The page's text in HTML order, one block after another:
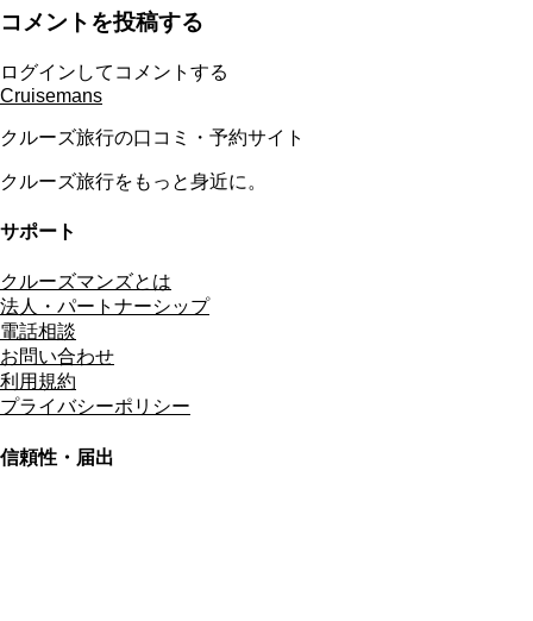
コメントを投稿する
ログインしてコメントする
Cruisemans
クルーズ旅行の口コミ・予約サイト
クルーズ旅行をもっと身近に。
サポート
クルーズマンズとは
法人・パートナーシップ
電話相談
お問い合わせ
利用規約
プライバシーポリシー
信頼性・届出